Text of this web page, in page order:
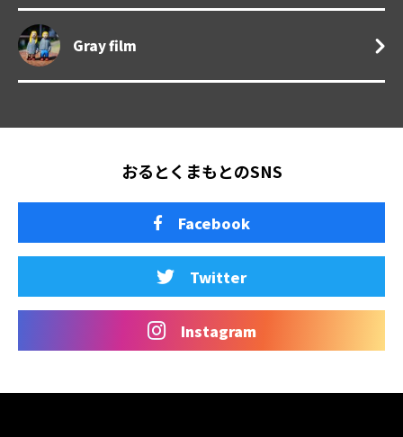
Gray film
おるとくまもとのSNS
Facebook
Twitter
Instagram